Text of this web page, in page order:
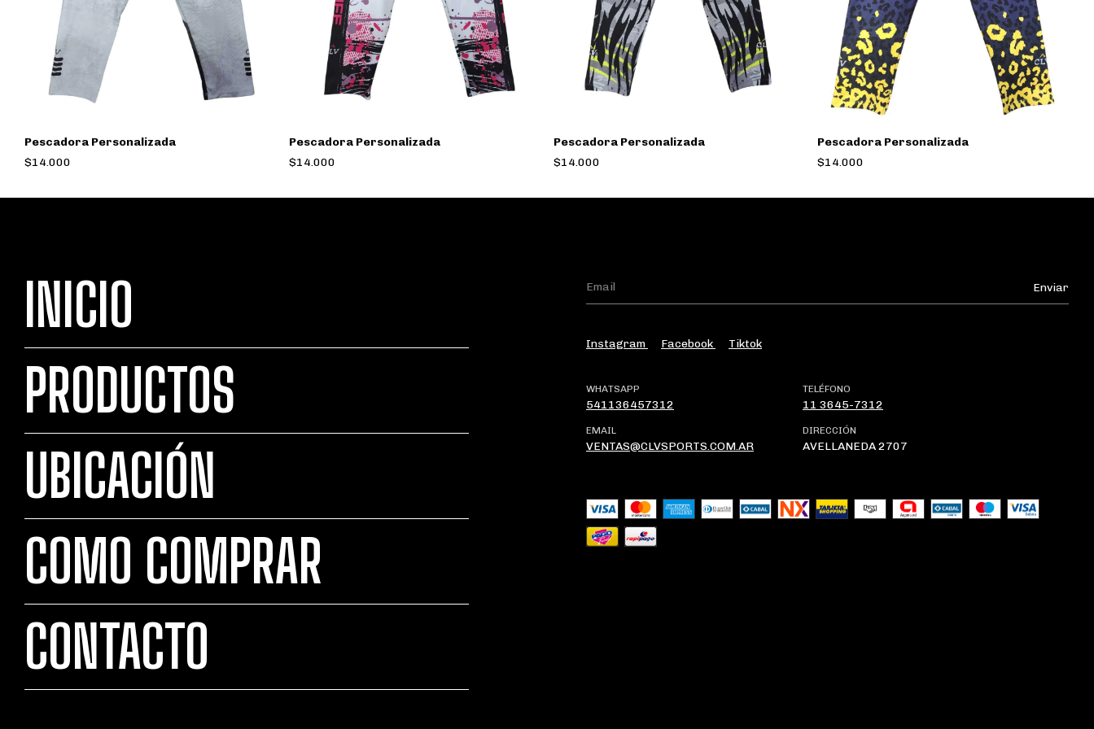
Pescadora Personalizada
$14.000
Pescadora Personalizada
$14.000
Pescadora Personalizada
$14.000
Pescadora Personalizada
$14.000
INICIO
PRODUCTOS
UBICACIÓN
COMO COMPRAR
CONTACTO
Instagram Facebook Tiktok
WHATSAPP
541136457312
TELÉFONO
11 3645-7312
EMAIL
VENTAS@CLVSPORTS.COM.AR
DIRECCIÓN
AVELLANEDA 2707